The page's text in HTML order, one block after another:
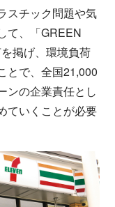
スチック問題や気
て、「GREEN
掲げ、環境負荷
とで、全国21,000
ンの企業責任とし
ていくことが必要